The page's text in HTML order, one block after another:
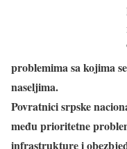
problemima sa kojima
naseljima.
Povratnici srpske
među prioritetne
infrastrukture i